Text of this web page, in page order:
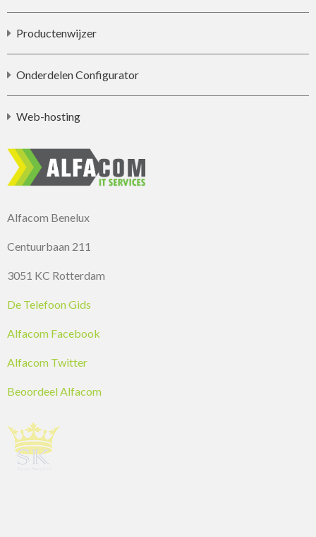
Productenwijzer
Onderdelen Configurator
Web-hosting
Alfacom Benelux
Centuurbaan 211
3051 KC Rotterdam
De Telefoon Gids
Alfacom Facebook
Alfacom Twitter
Beoordeel Alfacom